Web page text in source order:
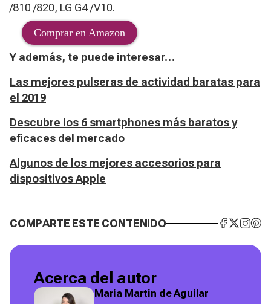
/810 /820, LG G4 /V10.
Comprar en Amazon
Y además, te puede interesar…
Las mejores pulseras de actividad baratas para
el 2019
Descubre los 6 smartphones más baratos y
eficaces del mercado
Algunos de los mejores accesorios para
dispositivos Apple
COMPARTE ESTE CONTENIDO
Acerca del autor
Maria Martin de Aguilar